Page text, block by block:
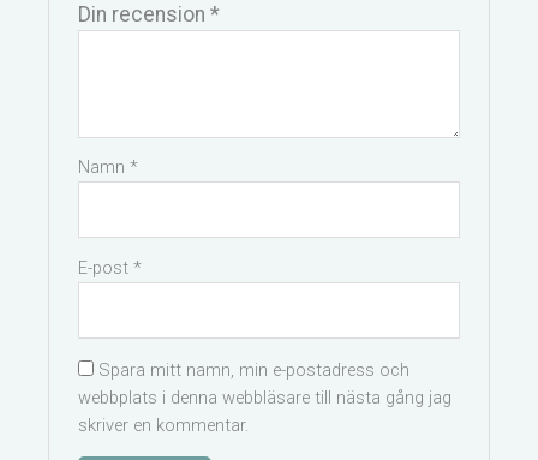
Din recension*
Namn*
E-post*
Spara mitt namn, min e-postadress och
webbplats i denna webbläsare till nästa gång jag
skriver en kommentar.